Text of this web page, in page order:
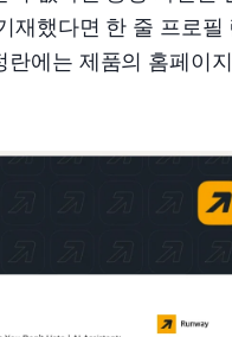
재했다면 한 줄 프로
란에는 제품의 홈페이